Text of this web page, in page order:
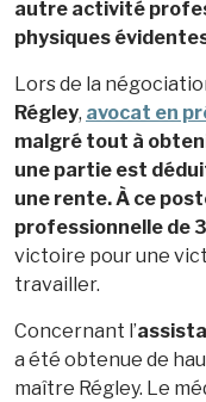
autre activité
physiques
Lors de la
Régley, avocat en
malgré tout à
une partie est
une rente. À ce
professionnelle de
victoire pour une
travailler.
Concernant l’
a été obtenue de
maître Régley. Le